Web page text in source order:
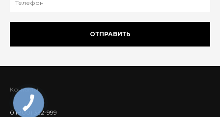
ОТПРАВИТЬ
Контакты
0 (800) 332-999